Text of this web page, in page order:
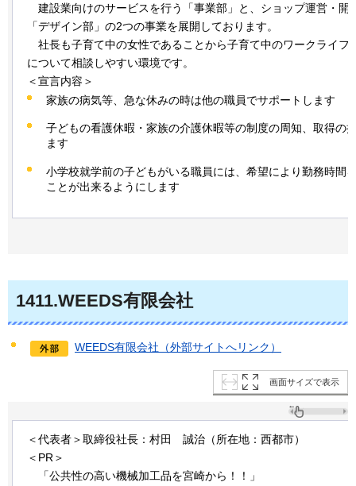
建設業向けのサービスを行う「事業部」と、ショップ運営・開
「デザイン部」の2つの事業を展開しております。
社長も子育て中の女性であることから子育て中のワークライフ
について相談しやすい環境です。
＜宣言内容＞
家族の病気等、急な休みの時は他の職員でサポートします
子どもの看護休暇・家族の介護休暇等の制度の周知、取得の
ます
小学校就学前の子どもがいる職員には、希望により勤務時間
ことが出来るようにします
1411.WEEDS有限会社
WEEDS有限会社（外部サイトへリンク）
画面サイズで表示
＜代表者＞取締役社長：村田 誠治（所在地：西都市）
＜PR＞
「公共性の高い機械加工品を宮崎から！！」